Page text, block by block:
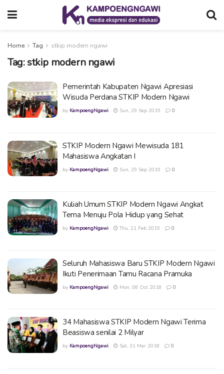
Home Tag stkip modern ngawi
Tag:stkip modern ngawi
Pemerintah Kabupaten Ngawi Apresiasi
Wisuda Perdana STKIP Modern Ngawi
by KampoengNgawi Sun, 29 Sep 2019 0
STKIP Modern Ngawi Mewisuda 181
Mahasiswa Angkatan I
by KampoengNgawi Sun, 29 Sep 2019 0
Kuliah Umum STKIP Modern Ngawi Angkat
Tema Menuju Pola Hidup yang Sehat
by KampoengNgawi Thu, 21 Feb 2019 0
Seluruh Mahasiswa Baru STKIP Modern Ngawi
Ikuti Penerimaan Tamu Racana Pramuka
by KampoengNgawi Mon, 08 Oct 2018 0
34 Mahasiswa STKIP Modern Ngawi Terima
Beasiswa senilai 2 Milyar
by KampoengNgawi Sat, 31 Mar 2018 0